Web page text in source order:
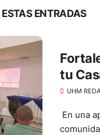
ENTRADAS
tu
UHM
En una